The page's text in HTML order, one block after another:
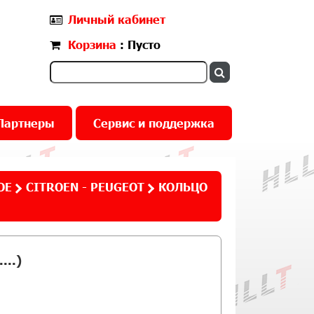
Личный кабинет
Корзина : Пусто
Сервис и поддержка
CITROEN - PEUGEOT КОЛЬЦО